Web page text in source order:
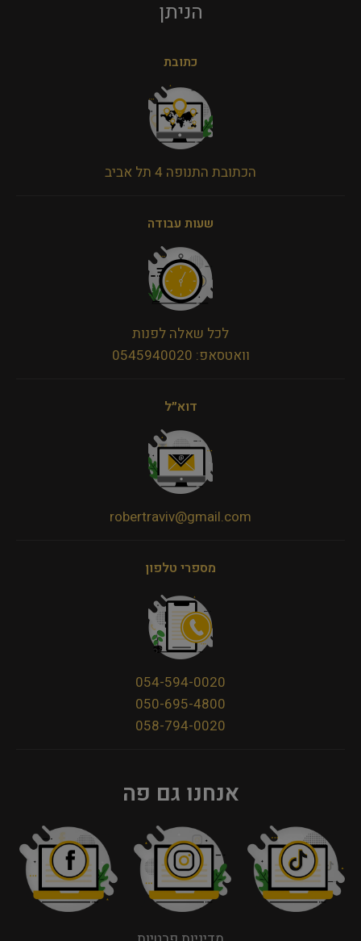
הניתן​
כתובת
הכתובת התנופה 4 תל אביב
שעות עבודה
לכל שאלה לפנות
וואטסאפ: 0545940020
דוא״ל
robertraviv@gmail.com
מספרי טלפון
054-594-0020
050-695-4800
058-794-0020
אנחנו גם פה